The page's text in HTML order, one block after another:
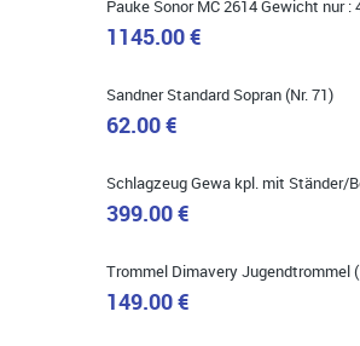
Ich bin super zufrieden mit meiner neuen Ukulele!
Einfach am Freitag vorbeigekommen, eben geklingelt
und top beraten worden. Ich würde den Besuch im
Quelle: Google-Rezension
1145.00 €
Sandner Standard Sopran (Nr. 71)
62.00 €
399.00 €
149.00 €